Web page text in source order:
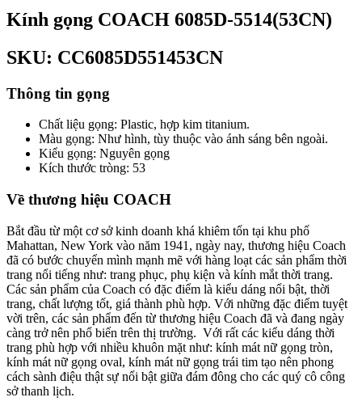
Kính gọng COACH 6085D-5514(53CN)
SKU: CC6085D551453CN
Thông tin gọng
Chất liệu gọng: Plastic, hợp kim titanium.
Màu gọng: Như hình, tùy thuộc vào ánh sáng bên ngoài.
Kiểu gọng: Nguyên gọng
Kích thước tròng: 53
Về thương hiệu COACH
Bắt đầu từ một cơ sở kinh doanh khá khiêm tốn tại khu phố
Mahattan, New York vào năm 1941, ngày nay, thương hiệu Coach
đã có bước chuyển mình mạnh mẽ với hàng loạt các sản phẩm thời
trang nổi tiếng như: trang phục, phụ kiện và kính mắt thời trang.
Các sản phẩm của Coach có đặc điểm là kiểu dáng nổi bật, thời
trang, chất lượng tốt, giá thành phù hợp. Với những đặc điểm tuyệt
vời trên, các sản phẩm đến từ thương hiệu Coach đã và đang ngày
càng trở nên phổ biến trên thị trường. Với rất các kiểu dáng thời
trang phù hợp với nhiều khuôn mặt như: kính mát nữ gọng tròn,
kính mát nữ gọng oval, kính mát nữ gọng trái tim tạo nên phong
cách sành điệu thật sự nổi bật giữa đám đông cho các quý cô công
sở thanh lịch.